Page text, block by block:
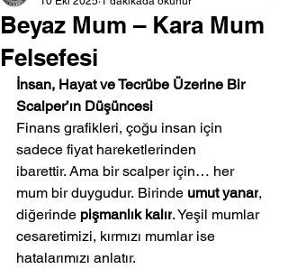
Beyaz Mum – Kara Mum
Felsefesi
İnsan, Hayat ve Tecrübe Üzerine Bir
Scalper’ın Düşüncesi
Finans grafikleri, çoğu insan için
sadece fiyat hareketlerinden
ibarettir. Ama bir scalper için… her
mum bir duygudur. Birinde umut yanar,
diğerinde pişmanlık kalır. Yeşil mumlar
cesaretimizi, kırmızı mumlar ise
hatalarımızı anlatır.